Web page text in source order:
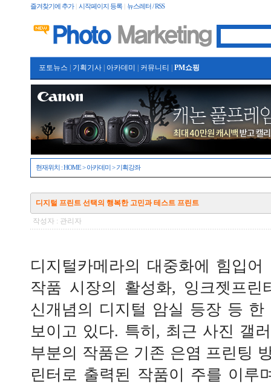
즐겨찾기에 추가| 시작페이지 등록 뉴스레터 / RSS
포토뉴스 기획기사 아카데미 커뮤니티 PM쇼핑
현재위치 :HOME>아카데미 >기획강좌
디지털 프린트 선택의 행복한 고민과 테스트 프린트
작성자 : 관리자
디지털카메라의 대중화에 힘입
작품 시장의 활성화, 잉크젯프린
신개념의 디지털 암실 등장 등
보이고 있다. 특히, 최근 사진 갤
부분의 작품은 기존 은염 프린팅
린터로 출력된 작품이 주를 이루